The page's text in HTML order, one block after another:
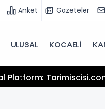
Anket Gazeteler
ULUSAL KOCAELİ
13:25 Hamiyet Elmas